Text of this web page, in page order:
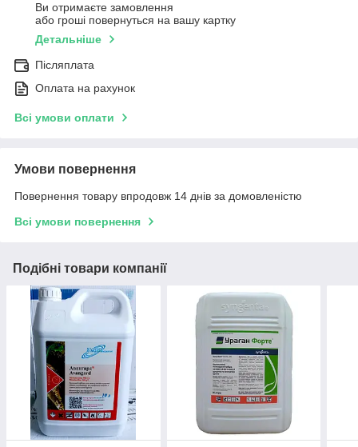
Ви отримаєте замовлення
або гроші повернуться на вашу картку
Детальніше
Післяплата
Оплата на рахунок
Всі умови оплати
Умови повернення
Повернення товару впродовж 14 днів за домовленістю
Всі умови повернення
Подібні товари компанії